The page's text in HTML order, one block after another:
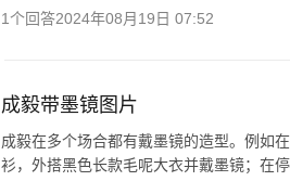
1个回答2024年08月19日 07:52
成毅带墨镜图片
成毅在多个场合都有戴墨镜的造型。例如
衫，外搭黑色长款毛呢大衣并戴墨镜；在